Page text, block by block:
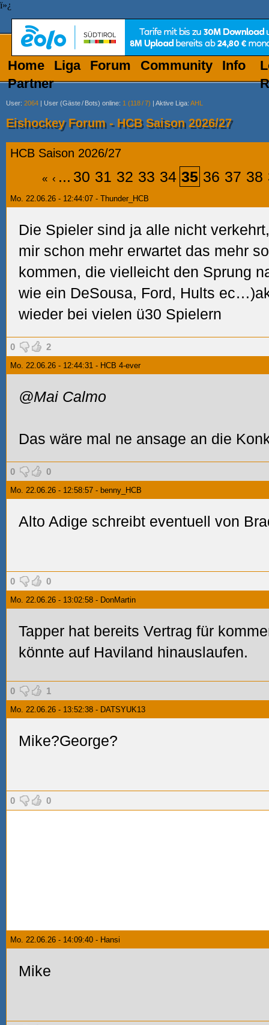
ï»¿
Home Liga Forum Community
Info
Partner
User: 2064 | User (Gäste/ Bots) online: 1 (118/7) | Aktive Liga: AHL
Eishockey Forum - HCB Saison 2026/27
HCB Saison 2026/27
« ‹ ... 30 31 32 33 34 35 36 37 38
Mo. 22.06.26 - 12:44:07 - Thunder_HCB
Die Spieler sind ja alle nicht
mir schon mehr erwartet das mehr
kommen, die vielleicht den Sprung
wie ein DeSousa, Ford, Hults
wieder bei vielen ü30 Spielern
0 2
Mo. 22.06.26 - 12:44:31 - HCB 4-ever
@Mai Calmo
Das wäre mal ne ansage an die
0 0
Mo. 22.06.26 - 12:58:57 - benny_HCB
Alto Adige schreibt eventuell von
0 0
Mo. 22.06.26 - 13:02:58 - DonMartin
Tapper hat bereits Vertrag für
könnte auf Haviland hinauslaufen.
0 1
Mo. 22.06.26 - 13:52:38 - DATSYUK13
Mike?George?
0 0
Mo. 22.06.26 - 14:09:40 - Hansi
Mike